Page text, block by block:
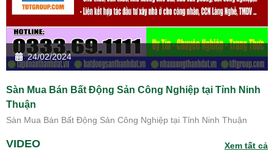
24/02/2024
Sàn Mua Bán Bất Động Sản Công Nghiệp tại Tỉnh Ninh
Thuận
Sàn Mua Bán Bất Động Sản Công Nghiệp tại Tỉnh Ninh Thuận
VIDEO Xem tất cả